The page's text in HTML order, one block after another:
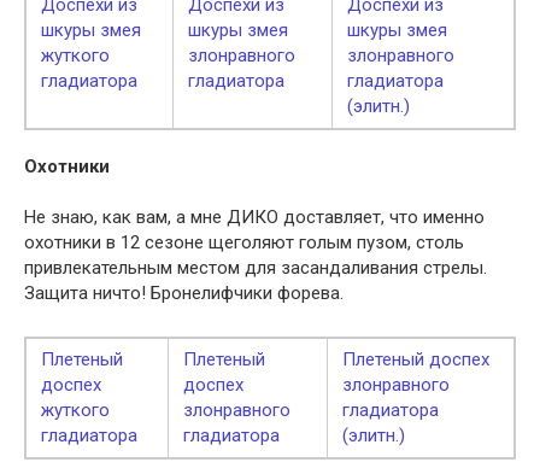
Доспехи из
шкуры змея
жуткого
гладиатора
Доспехи из
шкуры змея
злонравного
гладиатора
Доспехи из
шкуры змея
злонравного
гладиатора
(элитн.)
Охотники
Не знаю, как вам, а мне ДИКО доставляет, что именно
охотники в 12 сезоне щеголяют голым пузом, столь
привлекательным местом для засандаливания стрелы.
Защита ничто! Бронелифчики форева.
Плетеный
доспех
жуткого
гладиатора
Плетеный
доспех
злонравного
гладиатора
Плетеный доспех
злонравного
гладиатора
(элитн.)